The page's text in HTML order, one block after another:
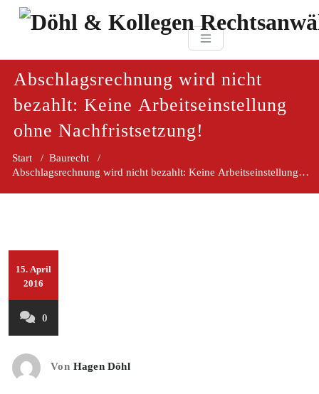
Zum
Döhl & Kollegen
Abschlagsrechnung wird nicht
bezahlt: Keine Arbeitseinstellung
ohne Nachfristsetzung!
Start / Baurecht /
Abschlagsrechnung wird nicht bezahlt: Keine Arbeitseinstellung
15. April
2016
0
Von Hagen Döhl